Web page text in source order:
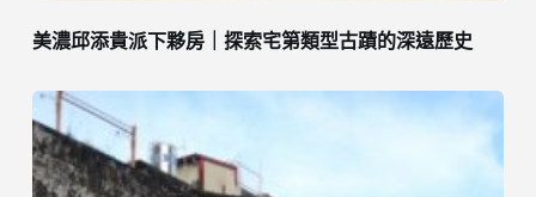
美濃邱添貴派下夥房｜探索宅第類型古蹟的深遠歷史